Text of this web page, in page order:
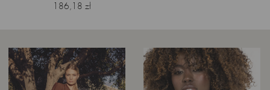
Cena
186,18 zł